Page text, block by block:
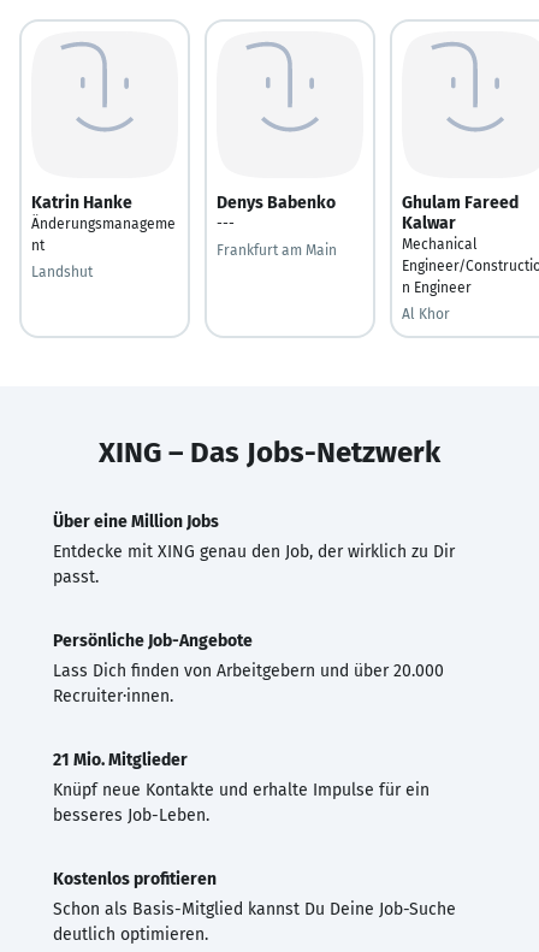
Katrin Hanke
Änderungsmanageme
nt
Landshut
Denys Babenko
---
Frankfurt am Main
Ghulam Fareed
Kalwar
Mechanical
Engineer/
n Engineer
Al Khor
XING – Das Jobs-Netzwerk
Über eine Million Jobs
Entdecke mit XING genau den Job, der wirklich zu Dir
passt.
Persönliche Job-Angebote
Lass Dich finden von Arbeitgebern und über 20.000
Recruiter·innen.
21 Mio. Mitglieder
Knüpf neue Kontakte und erhalte Impulse für ein
besseres Job-Leben.
Kostenlos profitieren
Schon als Basis-Mitglied kannst Du Deine Job-Suche
deutlich optimieren.